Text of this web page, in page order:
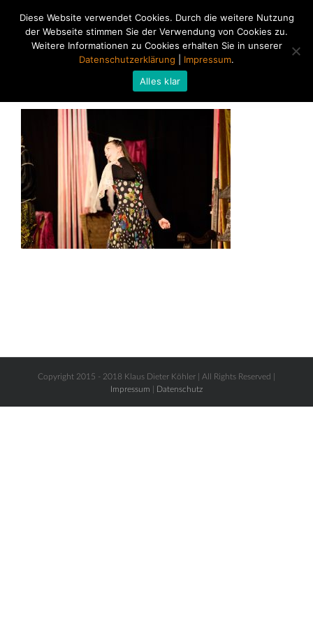
Copyright 2015 - 2018 Klaus Dieter Köhler | All Rights Reserved |
Impressum
Datenschutz
Diese Website verwendet Cookies. Durch die weitere Nutzung
der Webseite stimmen Sie der Verwendung von Cookies zu.
Weitere Informationen zu Cookies erhalten Sie in unserer
Datenschutzerklärung
Impressum.
Alles klar